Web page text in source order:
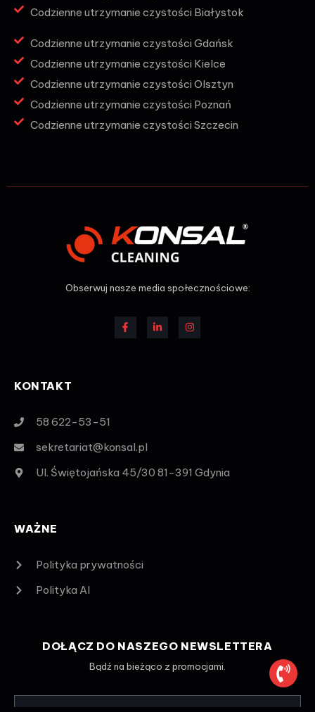
Codzienne utrzymanie czystości Białystok
Codzienne utrzymanie czystości Gdańsk
Codzienne utrzymanie czystości Kielce
Codzienne utrzymanie czystości Olsztyn
Codzienne utrzymanie czystości Poznań
Codzienne utrzymanie czystości Szczecin
Obserwuj nasze media społecznościowe:
KONTAKT
58 622-53-51
sekretariat@konsal.pl
Ul. Świętojańska 45/30 81-391 Gdynia
WAŻNE
Polityka prywatności
Polityka AI
DOŁĄCZ DO NASZEGO NEWSLETTERA
Bądź na bieżąco z promocjami.